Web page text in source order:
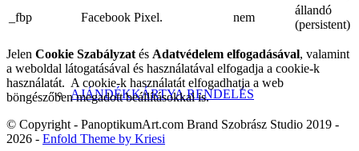
AJÁNDÉKKÁRTYA RENDELÉS
_fbp
Facebook Pixel. nem
állandó
(persistent)
Jelen Cookie Szabályzat és Adatvédelem elfogadásával, valamint
a weboldal látogatásával és használatával elfogadja a cookie-k
használatát. A cookie-k használatát elfogadhatja a web
böngészőben megadott beállításokkal is.
© Copyright - PanoptikumArt.com Brand Szobrász Studio 2019 -
2026 - Enfold Theme by Kriesi